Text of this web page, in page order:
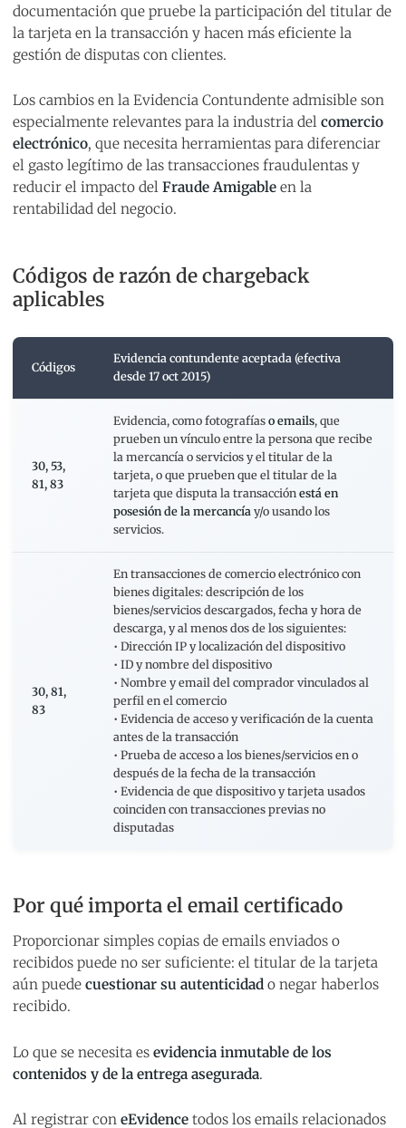
documentación que pruebe la participación del titular de
la tarjeta en la transacción y hacen más eficiente la
gestión de disputas con clientes.
Los cambios en la Evidencia Contundente admisible son
especialmente relevantes para la industria del comercio
electrónico, que necesita herramientas para diferenciar
el gasto legítimo de las transacciones fraudulentas y
reducir el impacto del Fraude Amigable en la
rentabilidad del negocio.
Códigos de razón de chargeback
aplicables
Códigos
Evidencia contundente aceptada (efectiva
desde 17 oct 2015)
30, 53,
81, 83
Evidencia, como fotografías o emails, que
prueben un vínculo entre la persona que recibe
la mercancía o servicios y el titular de la
tarjeta, o que prueben que el titular de la
tarjeta que disputa la transacción está en
posesión de la mercancía y/o usando los
servicios.
30, 81,
83
En transacciones de comercio electrónico con
bienes digitales: descripción de los
bienes/servicios descargados, fecha y hora de
descarga, y al menos dos de los siguientes:
• Dirección IP y localización del dispositivo
• ID y nombre del dispositivo
• Nombre y email del comprador vinculados al
perfil en el comercio
• Evidencia de acceso y verificación de la cuenta
antes de la transacción
• Prueba de acceso a los bienes/servicios en o
después de la fecha de la transacción
• Evidencia de que dispositivo y tarjeta usados
coinciden con transacciones previas no
disputadas
Por qué importa el email certificado
Proporcionar simples copias de emails enviados o
recibidos puede no ser suficiente: el titular de la tarjeta
aún puede cuestionar su autenticidad o negar haberlos
recibido.
Lo que se necesita es evidencia inmutable de los
contenidos y de la entrega asegurada.
Al registrar con eEvidence todos los emails relacionados